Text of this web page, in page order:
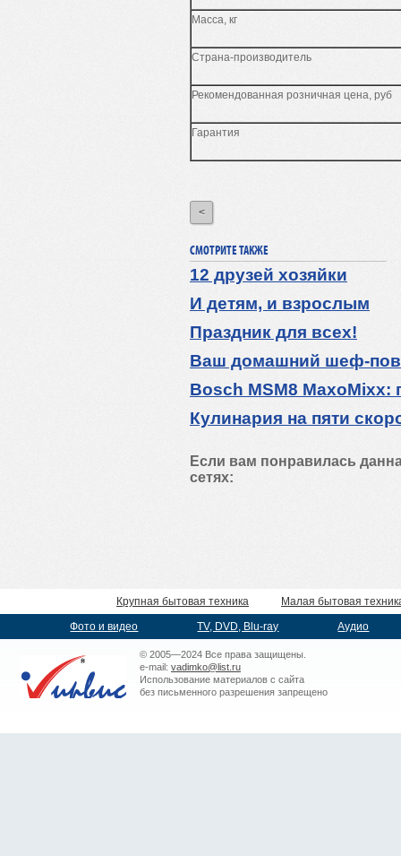
Масса, кг
Страна-производитель
Рекомендованная розничная цена, руб
Гарантия
<
СМОТРИТЕ ТАКЖЕ
12 друзей хозяйки
И детям, и взрослым
Праздник для всех!
Ваш домашний шеф-
Bosch MSM8 MaxoMixx:
Кулинария на пяти
Если вам понравилась
сетях:
Крупная бытовая техника
Малая бытовая
Фото и видео
TV, DVD, Blu-ray Аудио
© 2005—2024 Все права защищены.
e-mail: vadimko@list.ru
Использование материалов с сайта
без письменного разрешения запрещено